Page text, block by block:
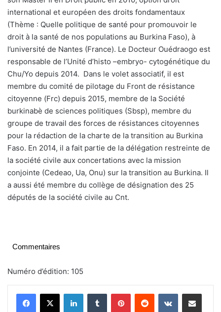
international et européen des droits fondamentaux
(Thème : Quelle politique de santé pour promouvoir le
droit à la santé de nos populations au Burkina Faso), à
l’université de Nantes (France). Le Docteur Ouédraogo est
responsable de l’Unité d’histo –embryo- cytogénétique du
Chu/Yo depuis 2014. Dans le volet associatif, il est
membre du comité de pilotage du Front de résistance
citoyenne (Frc) depuis 2015, membre de la Société
burkinabè de sciences politiques (Sbsp), membre du
groupe de travail des forces de résistances citoyennes
pour la rédaction de la charte de la transition au Burkina
Faso. En 2014, il a fait partie de la délégation restreinte de
la société civile aux concertations avec la mission
conjointe (Cedeao, Ua, Onu) sur la transition au Burkina. Il
a aussi été membre du collège de désignation des 25
députés de la société civile au Cnt.
Commentaires
Numéro d’édition: 105